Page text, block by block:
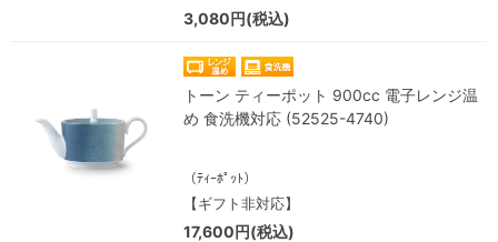
3,080円(税込)
トーン ティーポット 900cc 電子レンジ温
め 食洗機対応 (52525-4740)
（ﾃｨｰﾎﾟｯﾄ）
【ギフト非対応】
17,600円(税込)